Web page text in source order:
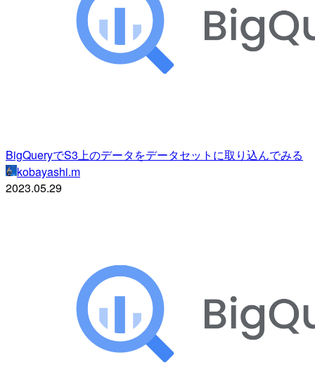
BigQueryでS3上のデータをデータセットに取り込んでみる
kobayashi.m
2023.05.29